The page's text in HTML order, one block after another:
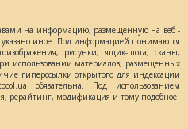
на информацию, размещенную на веб -
указано иное. Под информацией понимаются
рисунки, ящик-шота, сканы,
использовании материалов, размещенных
гиперссылки открытого для индексации
обязательна. Под использованием
рерайтинг, модификация и тому подобное.